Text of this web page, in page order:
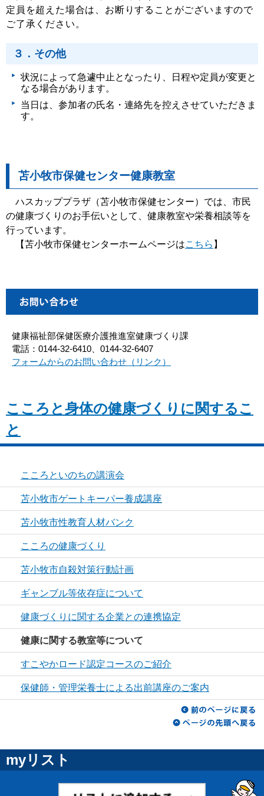
定員を超えた場合は、お断りすることがございますので
ご了承ください。
３．その他
状況によって急遽中止となったり、日程や定員が変更と
なる場合があります。
当日は、参加者の氏名・連絡先を控えさせていただきま
す。
苫小牧市保健センター健康教室
ハスカッププラザ（苫小牧市保健センター）では、市民
の健康づくりのお手伝いとして、健康教室や栄養相談等を
行っています。
【苫小牧市保健センターホームページはこちら 】
健康福祉部保健医療介護推進室健康づくり課
電話：0144-32-6410、0144-32-6407
フォームからのお問い合わせ（リンク）
こころと身体の健康づくりに関するこ
と
こころといのちの講演会
苫小牧市ゲートキーパー養成講座
苫小牧市性教育人材バンク
こころの健康づくり
苫小牧市自殺対策行動計画
ギャンブル等依存症について
健康づくりに関する企業との連携協定
健康に関する教室等について
すこやかロード認定コースのご紹介
保健師・管理栄養士による出前講座のご案内
myリスト